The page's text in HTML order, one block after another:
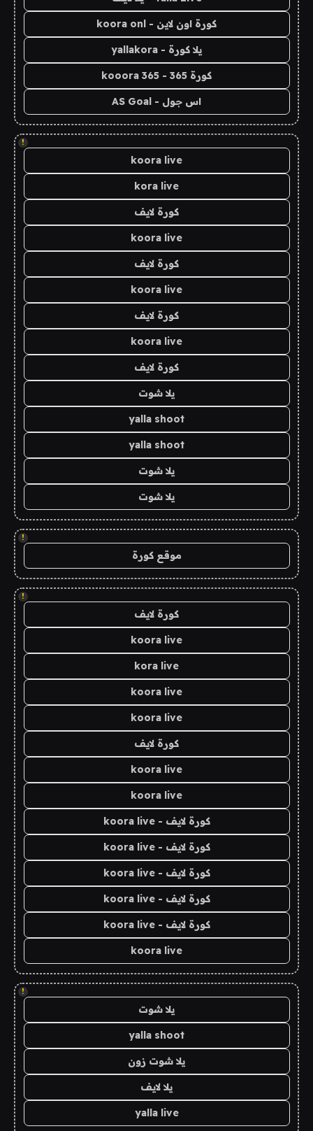
كورة اون لاين - koora onl
يلا كورة - yallakora
كورة 365 - kooora 365
اس جول - AS Goal
!
koora live
kora live
كورة لايف
koora live
كورة لايف
koora live
كورة لايف
koora live
كورة لايف
يلا شوت
yalla shoot
yalla shoot
يلا شوت
يلا شوت
!
موقع كورة
!
كورة لايف
koora live
kora live
koora live
koora live
كورة لايف
koora live
koora live
كورة لايف - koora live
كورة لايف - koora live
كورة لايف - koora live
كورة لايف - koora live
كورة لايف - koora live
koora live
!
يلا شوت
yalla shoot
يلا شوت زون
يلا لايف
yalla live